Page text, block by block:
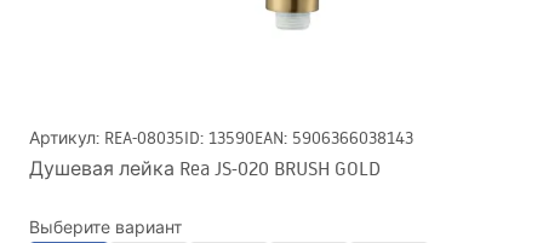
Артикул: REA-08035ID: 13590EAN: 5906366038143
Душевая лейка Rea JS-020 BRUSH GOLD
Выберите вариант